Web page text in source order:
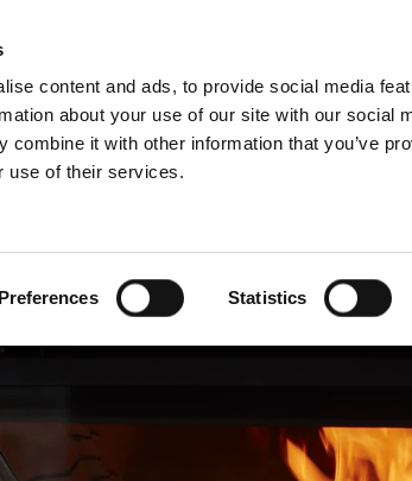
content and ads, to provide social media
about your use of our site with our social
combine it with other information that you’ve
use of their services.
Preferences StatisticsBułgaria
Słowenia
Włochy
Dla profesjonalistów